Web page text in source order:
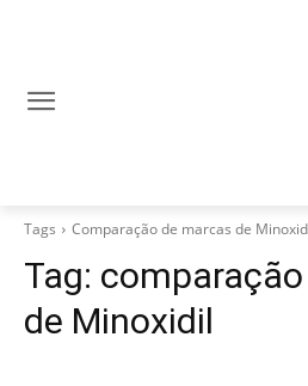
Tags Comparação de marcas de
Tag:
de Minoxidil